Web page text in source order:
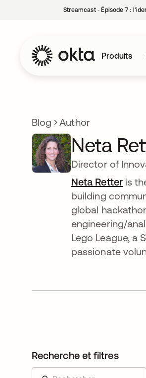
Streamcast ‑ Épisode 7 :
Produits
Blog Author
Neta
Director of
Neta Retteris
building
global
engineering/
Lego League, a
passionate
Recherche et filtres